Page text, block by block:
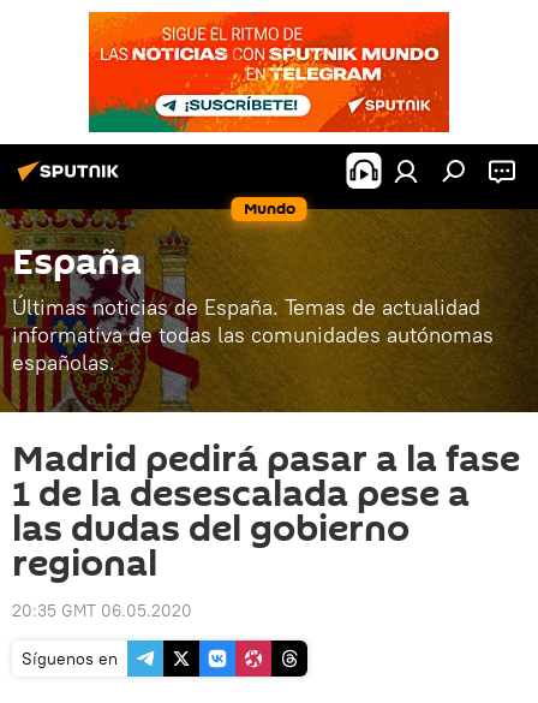
Mundo
España
Últimas noticias de España. Temas de actualidad
informativa de todas las comunidades autónomas
españolas.
Madrid pedirá pasar a la fase
1 de la desescalada pese a
las dudas del gobierno
regional
20:35 GMT 06.05.2020
Síguenos en